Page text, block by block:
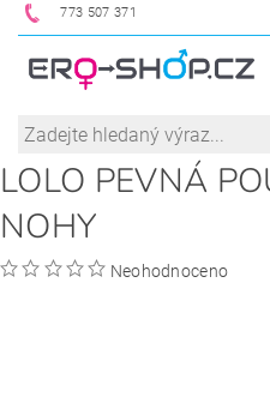
773 507 371
LOLO PEVNÁ
NOHY
Neohodnoceno